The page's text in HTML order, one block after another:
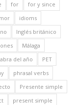
for
for y since
idioms
Inglés británico
Málaga
del año
PET
phrasal verbs
Presente simple
present simple